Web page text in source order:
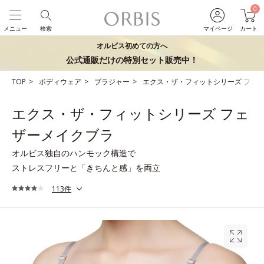
マイページ
0
カート
検索
メニュー
オルビス初めての方へ
公式通販だけの特別セット販売中！
TOP ボディウェア ブラジャー エクス・ザ・フィットシリーズ フェ
エクス・ザ・フィットシリーズ フェ
ザーメイクブラ
オルビス独自のハンモック構造で
ストレスフリーと「きちんと感」を両立
113件